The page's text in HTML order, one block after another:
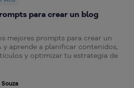
para crear un blog
mejores prompts para crear un
y aprende a planificar contenidos,
y optimizar tu estrategia de